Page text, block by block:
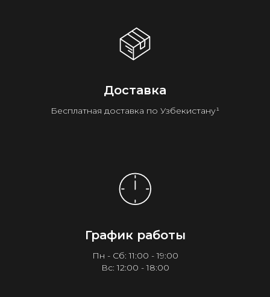
Доставка
Бесплатная доставка по Узбекистану¹
График работы
Пн - Сб: 11:00 - 19:00
Вс: 12:00 - 18:00